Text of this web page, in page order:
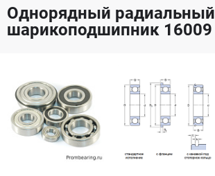
Однорядный радиальный
шарикоподшипник 16009